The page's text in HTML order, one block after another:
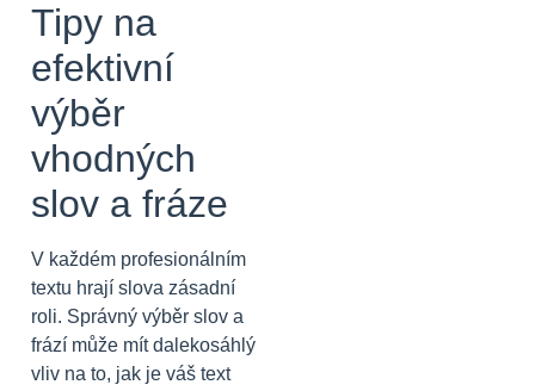
Tipy na
efektivní
výběr
vhodných
slov a fráze
V každém profesionálním
textu hrají slova zásadní
roli. Správný výběr slov a
frází může mít dalekosáhlý
vliv na to, jak je váš text